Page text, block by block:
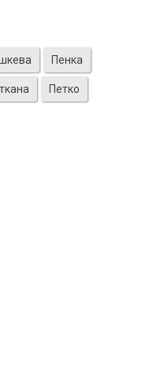
Пенка
Петко